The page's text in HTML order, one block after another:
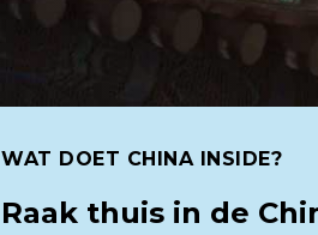
WAT DOET CHINA INSIDE?
Raak thuis in de